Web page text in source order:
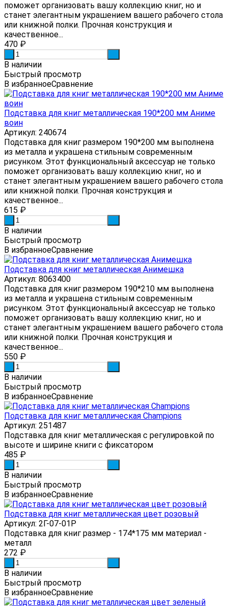
поможет организовать вашу коллекцию книг, но и
станет элегантным украшением вашего рабочего стола
или книжной полки. Прочная конструкция и
качественное...
470 ₽
В наличии
Быстрый просмотр
В избранноеСравнение
Подставка для книг металлическая 190*200 мм Аниме
воин
Артикул: 240674
Подставка для книг размером 190*200 мм выполнена
из металла и украшена стильным современным
рисунком. Этот функциональный аксессуар не только
поможет организовать вашу коллекцию книг, но и
станет элегантным украшением вашего рабочего стола
или книжной полки. Прочная конструкция и
качественное...
615 ₽
В наличии
Быстрый просмотр
В избранноеСравнение
Подставка для книг металлическая Анимешка
Артикул: 8063400
Подставка для книг размером 190*210 мм выполнена
из металла и украшена стильным современным
рисунком. Этот функциональный аксессуар не только
поможет организовать вашу коллекцию книг, но и
станет элегантным украшением вашего рабочего стола
или книжной полки. Прочная конструкция и
качественное...
550 ₽
В наличии
Быстрый просмотр
В избранноеСравнение
Подставка для книг металлическая Champions
Артикул: 251487
Подставка для книг металлическая с регулировкой по
высоте и ширине книги с фиксатором
485 ₽
В наличии
Быстрый просмотр
В избранноеСравнение
Подставка для книг металлическая цвет розовый
Артикул: 2Г-07-01Р
Подставка для книг размер - 174*175 мм материал -
металл
272 ₽
В наличии
Быстрый просмотр
В избранноеСравнение